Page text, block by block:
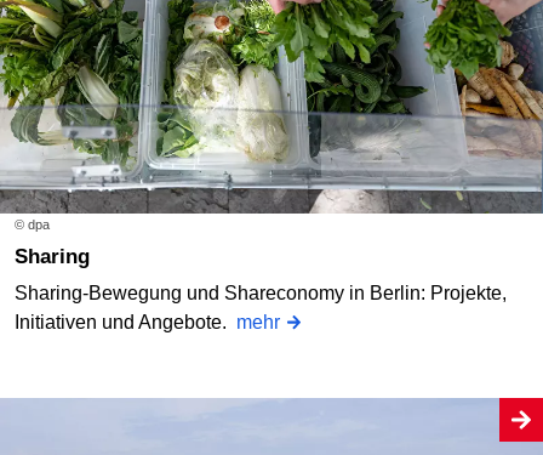
© dpa
Sharing
Sharing-Bewegung und Shareconomy in Berlin: Projekte,
Initiativen und Angebote. mehr